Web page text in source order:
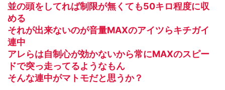
並の頭をしてれば制限が無くても50キロ程度に収
める
それが出来ないのが音量MAXのアイツらキチガイ
連中
アレらは自制心が効かないから常にMAXのスピー
ドで突っ走ってるようなもん
そんな連中がマトモだと思うか？